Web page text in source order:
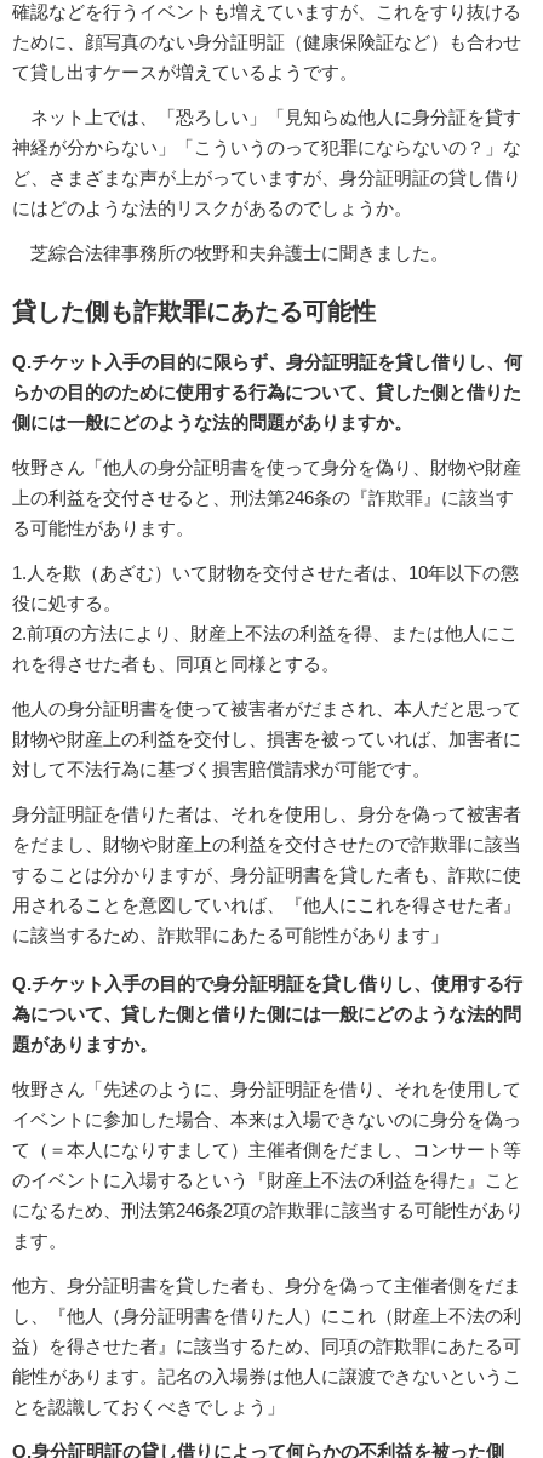
確認などを行うイベントも増えていますが、これをすり抜ける
ために、顔写真のない身分証明証（健康保険証など）も合わせ
て貸し出すケースが増えているようです。
ネット上では、「恐ろしい」「見知らぬ他人に身分証を貸す
神経が分からない」「こういうのって犯罪にならないの？」な
ど、さまざまな声が上がっていますが、身分証明証の貸し借り
にはどのような法的リスクがあるのでしょうか。
芝綜合法律事務所の牧野和夫弁護士に聞きました。
貸した側も詐欺罪にあたる可能性
Q.チケット入手の目的に限らず、身分証明証を貸し借りし、何
らかの目的のために使用する行為について、貸した側と借りた
側には一般にどのような法的問題がありますか。
牧野さん「他人の身分証明書を使って身分を偽り、財物や財産
上の利益を交付させると、刑法第246条の『詐欺罪』に該当す
る可能性があります。
1.人を欺（あざむ）いて財物を交付させた者は、10年以下の懲
役に処する。
2.前項の方法により、財産上不法の利益を得、または他人にこ
れを得させた者も、同項と同様とする。
他人の身分証明書を使って被害者がだまされ、本人だと思って
財物や財産上の利益を交付し、損害を被っていれば、加害者に
対して不法行為に基づく損害賠償請求が可能です。
身分証明証を借りた者は、それを使用し、身分を偽って被害者
をだまし、財物や財産上の利益を交付させたので詐欺罪に該当
することは分かりますが、身分証明書を貸した者も、詐欺に使
用されることを意図していれば、『他人にこれを得させた者』
に該当するため、詐欺罪にあたる可能性があります」
Q.チケット入手の目的で身分証明証を貸し借りし、使用する行
為について、貸した側と借りた側には一般にどのような法的問
題がありますか。
牧野さん「先述のように、身分証明証を借り、それを使用して
イベントに参加した場合、本来は入場できないのに身分を偽っ
て（＝本人になりすまして）主催者側をだまし、コンサート等
のイベントに入場するという『財産上不法の利益を得た』こと
になるため、刑法第246条2項の詐欺罪に該当する可能性があり
ます。
他方、身分証明書を貸した者も、身分を偽って主催者側をだま
し、『他人（身分証明書を借りた人）にこれ（財産上不法の利
益）を得させた者』に該当するため、同項の詐欺罪にあたる可
能性があります。記名の入場券は他人に譲渡できないというこ
とを認識しておくべきでしょう」
Q.身分証明証の貸し借りによって何らかの不利益を被った側